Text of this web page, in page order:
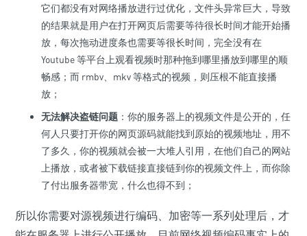
它们都没有对网络播放进行过优化，文件头异常巨大，导致
的结果就是用户在打开网页后需要等待很长时间才能开始播
放，每次拖动进度条也需要等很长时间，完全没有在
Youtube 等平台上观看视频时那种拖到哪里播放到哪里的顺
畅感；而 rmbv、mkv 等格式的视频，则压根不能直接播
放；
无法解决盗链问题 ：你的服务器上的视频文件是公开的，任
何人只要打开你的网页源码就能找到原始的视频地址，用不
了多久，你的视频就会被一大堆人引用，在他们自己的网站
上播放，或者被下载链接直接链到你的视频文件上，而你除
了付出服务器带宽，什么也得不到；
所以你需要对源视频进行编码、加密等一系列处理后，才